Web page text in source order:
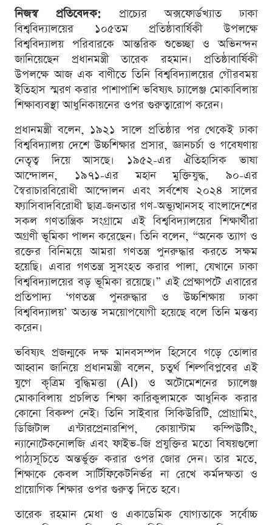
নিজস্ব প্রতিবেদক: প্রাচ্যের অক্সফোর্ডখ্যাত ঢাকা
বিশ্ববিদ্যালয়ের ১০৫তম প্রতিষ্ঠাবার্ষিকী উপলক্ষে
বিশ্ববিদ্যালয় পরিবারকে আন্তরিক শুভেচ্ছা ও অভিনন্দন
জানিয়েছেন প্রধানমন্ত্রী তারেক রহমান। প্রতিষ্ঠাবার্ষিকী
উপলক্ষে আজ এক বাণীতে তিনি বিশ্ববিদ্যালয়ের গৌরবময়
ইতিহাস স্মরণ করার পাশাপাশি ভবিষ্যৎ চ্যালেঞ্জ মোকাবিলায়
শিক্ষাব্যবস্থা আধুনিকায়নের ওপর গুরুত্বারোপ করেন।
প্রধানমন্ত্রী বলেন, ১৯২১ সালে প্রতিষ্ঠার পর থেকেই ঢাকা
বিশ্ববিদ্যালয় দেশে উচ্চশিক্ষার প্রসার, জ্ঞানচর্চা ও গবেষণায়
নেতৃত্ব দিয়ে আসছে। ১৯৫২-এর ঐতিহাসিক ভাষা
আন্দোলন, ১৯৭১-এর মহান মুক্তিযুদ্ধ, ৯০-এর
স্বৈরাচারবিরোধী আন্দোলন এবং সর্বশেষ ২০২৪ সালের
ফ্যাসিবাদবিরোধী ছাত্র-জনতার গণ-অভ্যুত্থানসহ বাংলাদেশের
সকল গণতান্ত্রিক সংগ্রামে এই বিশ্ববিদ্যালয়ের শিক্ষার্থীরা
অগ্রণী ভূমিকা পালন করেছেন। তিনি বলেন, “অনেক ত্যাগ ও
রক্তের বিনিময়ে আমরা গণতন্ত্র পুনরুদ্ধার করতে সক্ষম
হয়েছি। এবার গণতন্ত্র সুসংহত করার পালা, যেখানে ঢাকা
বিশ্ববিদ্যালয়ের বড় ভূমিকা রয়েছে।” এই প্রেক্ষাপটে এবারের
প্রতিপাদ্য ‘গণতন্ত্র পুনরুদ্ধার ও উচ্চশিক্ষায় ঢাকা
বিশ্ববিদ্যালয়’ অত্যন্ত সময়োপযোগী হয়েছে বলে তিনি মন্তব্য
করেন।
ভবিষ্যৎ প্রজন্মকে দক্ষ মানবসম্পদ হিসেবে গড়ে তোলার
আহ্বান জানিয়ে প্রধানমন্ত্রী বলেন, চতুর্থ শিল্পবিপ্লবের এই
যুগে কৃত্রিম বুদ্ধিমত্তা (AI) ও অটোমেশনের চ্যালেঞ্জ
মোকাবিলায় প্রচলিত শিক্ষা কারিকুলামকে আধুনিক করার
কোনো বিকল্প নেই। তিনি সাইবার সিকিউরিটি, প্রোগ্রামিং,
ডিজিটাল এন্টারপ্রেনারশিপ, কোয়ান্টাম কম্পিউটিং,
ন্যানোটেকনোলজি এবং ফাইভ-জি প্রযুক্তির মতো বিষয়গুলো
পাঠ্যসূচিতে অন্তর্ভুক্ত করার ওপর জোর দেন। তার মতে,
শিক্ষাকে কেবল সার্টিফিকেটনির্ভর না রেখে কর্মদক্ষতা ও
প্রায়োগিক শিক্ষার ওপর গুরুত্ব দিতে হবে।
তারেক রহমান মেধা ও একাডেমিক যোগ্যতাকে সর্বোচ্চ